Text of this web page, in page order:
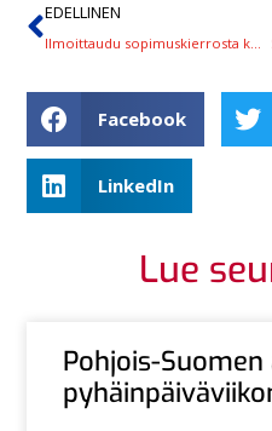
EDELLINEN
Facebook
LinkedIn
Lue
Pohjois-